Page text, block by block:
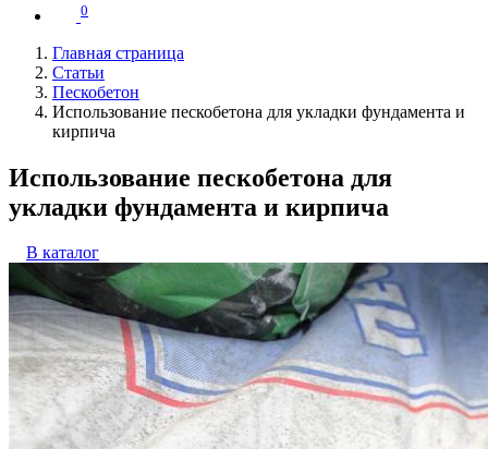
0
Главная страница
Статьи
Пескобетон
Использование пескобетона для укладки фундамента и
кирпича
Использование пескобетона для
укладки фундамента и кирпича
В каталог